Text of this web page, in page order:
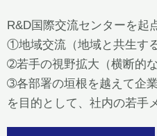
R&D国際交流センターを起
①地域交流（地域と共生す
➁若手の視野拡大（横断的
➂各部署の垣根を越えて企
を目的として、社内の若手